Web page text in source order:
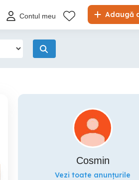
Adaugă
Contul meu
Cosmin
Vezi toate anunțurile